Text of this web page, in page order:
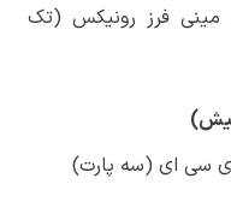
فرز رونیکس (تک
سی ای (سه پارت)